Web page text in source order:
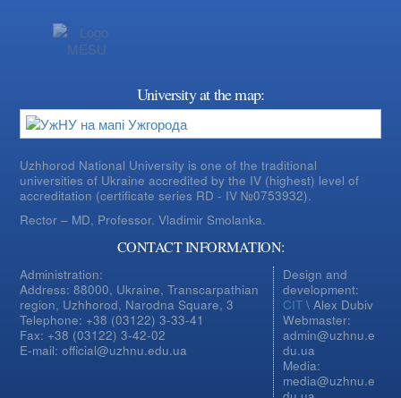
University at the map:
Uzhhorod National University is one of the traditional
universities of Ukraine accredited by the IV (highest) level of
accreditation (certificate series RD - IV №0753932).
Rector – MD, Professor.Vladimir Smolanka.
CONTACT INFORMATION:
Administration:
Address: 88000, Ukraine, Transcarpathian
region, Uzhhorod, Narodna Square, 3
Telephone: +38 (03122) 3-33-41
Fax: +38 (03122) 3-42-02
E-mail: official@uzhnu.edu.ua
Design and
development:
CIT \ Alex Dubiv
Webmaster:
admin@uzhnu.e
du.ua
Media:
media@uzhnu.e